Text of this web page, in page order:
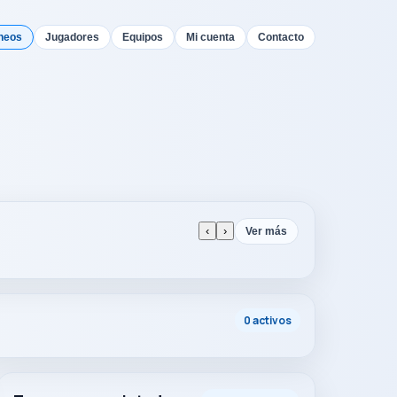
Jugadores Equipos Mi cuenta Contacto
‹ › Ver más
0 activos